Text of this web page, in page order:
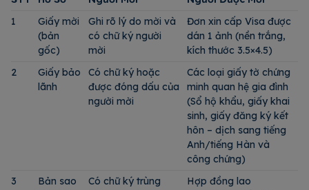
1
Giấy mời
(bản
gốc)
Ghi rõ lý do mời và
có chữ ký người
mời
Đơn xin cấp Visa được
dán 1 ảnh (nền trắng,
kích thước 3.5×4.5)
2
Giấy bảo
lãnh
Có chữ ký hoặc
được đóng dấu của
người mời
Các loại giấy tờ chứng
minh quan hệ gia đình
(Sổ hộ khẩu, giấy khai
sinh, giấy đăng ký kết
hôn – dịch sang tiếng
Anh/tiếng Hàn và
công chứng)
3
Bản sao
Có chữ ký trùng
Hợp đồng lao